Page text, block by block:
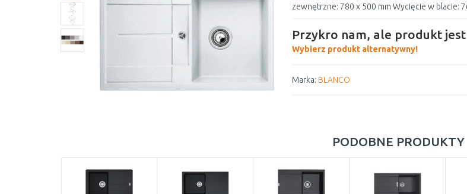
zewnętrzne: 780 x 500 mm Wycięcie w blacie:
Przykro nam, ale produkt
Wybierz produkt alternatywny!
Marka: BLANCO
PODOBNE PRODUKTY